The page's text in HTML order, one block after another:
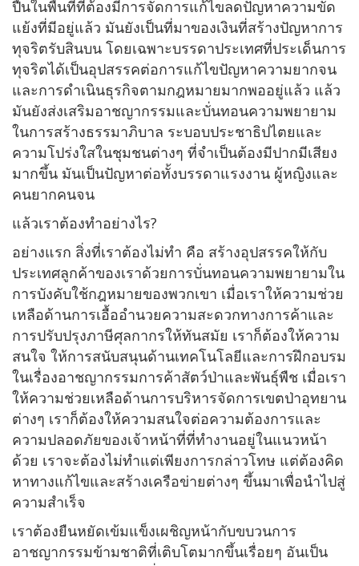
ปืนในพื้นที่ที่ต้องมีการจัดการแก้ไขลดปัญหาความขัด
แย้งที่มีอยู่แล้ว มันยังเป็นที่มาของเงินที่สร้างปัญหาการ
ทุจริตรับสินบน โดยเฉพาะบรรดาประเทศที่ประเด็นการ
ทุจริตได้เป็นอุปสรรคต่อการแก้ไขปัญหาความยากจน
และการดำเนินธุรกิจตามกฎหมายมากพออยู่แล้ว แล้ว
มันยังส่งเสริมอาชญากรรมและบั่นทอนความพยายาม
ในการสร้างธรรมาภิบาล ระบอบประชาธิปไตยและ
ความโปร่งใสในชุมชนต่างๆ ที่จำเป็นต้องมีปากมีเสียง
มากขึ้น มันเป็นปัญหาต่อทั้งบรรดาแรงงาน ผู้หญิงและ
คนยากคนจน
แล้วเราต้องทำอย่างไร?
อย่างแรก สิ่งที่เราต้องไม่ทำ คือ สร้างอุปสรรคให้กับ
ประเทศลูกค้าของเราด้วยการบั่นทอนความพยายามใน
การบังคับใช้กฎหมายของพวกเขา เมื่อเราให้ความช่วย
เหลือด้านการเอื้ออำนวยความสะดวกทางการค้าและ
การปรับปรุงภาษีศุลกากรให้ทันสมัย เราก็ต้องให้ความ
สนใจ ให้การสนับสนุนด้านเทคโนโลยีและการฝึกอบรม
ในเรื่องอาชญากรรมการค้าสัตว์ป่าและพันธุ์พืช เมื่อเรา
ให้ความช่วยเหลือด้านการบริหารจัดการเขตป่าอุทยาน
ต่างๆ เราก็ต้องให้ความสนใจต่อความต้องการและ
ความปลอดภัยของเจ้าหน้าที่ที่ทำงานอยู่ในแนวหน้า
ด้วย เราจะต้องไม่ทำแต่เพียงการกล่าวโทษ แต่ต้องคิด
หาทางแก้ไขและสร้างเครือข่ายต่างๆ ขึ้นมาเพื่อนำไปสู่
ความสำเร็จ
เราต้องยืนหยัดเข้มแข็งเผชิญหน้ากับขบวนการ
อาชญากรรมข้ามชาติที่เติบโตมากขึ้นเรื่อยๆ อันเป็น